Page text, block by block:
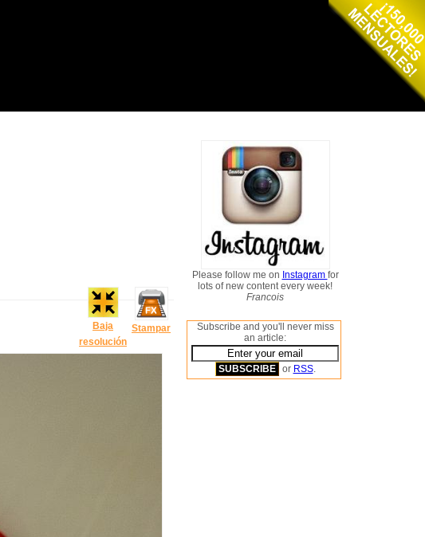
Baja
resolución
Stampar
Please follow me on Instagram for
lots of new content every week!
Francois
Subscribe and you'll never miss
an article:
or RSS.